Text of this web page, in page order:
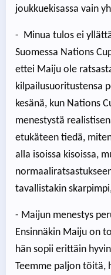
joukkuekisassa vain
- Minua tulos ei
Suomessa Nations
ettei Maiju ole
kilpailusuoritustensa
kesänä, kun Nations
menestystä
etukäteen tiedä,
alla isoissa kisoissa,
tavallistakin
- Maijun menestys
Ensinnäkin Maiju on
hän sopii erittäin
Teemme paljon töitä,